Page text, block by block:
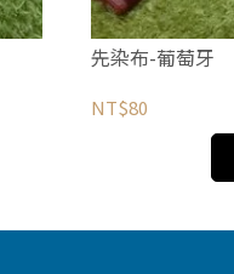
先染布-葡萄牙
NT$80